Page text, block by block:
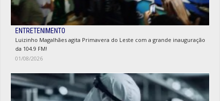
ENTRETENIMENTO
Luizinho Magalhães agita Primavera do Leste com a grande inauguração
da 104.9 FM!
01/08/2026